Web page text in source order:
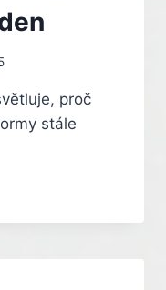
proč
stále